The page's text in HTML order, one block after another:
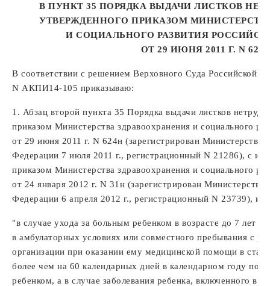
В ПУНКТ 35 ПОРЯДКА ВЫДАЧИ ЛИСТКОВ
УТВЕРЖДЕННОГО ПРИКАЗОМ
И СОЦИАЛЬНОГО РАЗВИТИЯ
ОТ 29 ИЮНЯ 2011 Г. N
В соответствии с решением Верховного Суда Российской
N АКПИ14-105 приказываю:
1. Абзац второй пункта 35 Порядка выдачи листков
приказом Министерства здравоохранения и социального
от 29 июня 2011 г. N 624н (зарегистрирован
Федерации 7 июля 2011 г., регистрационный N 21286), с
приказом Министерства здравоохранения и социального
от 24 января 2012 г. N 31н (зарегистрирован
Федерации 6 апреля 2012 г., регистрационный N 23739),
"в случае ухода за больным ребенком в возрасте до 7 лет -
в амбулаторных условиях или совместного пребывания с
организации при оказании ему медицинской помощи в
более чем на 60 календарных дней в календарном году по
ребенком, а в случае заболевания ребенка, включенного в